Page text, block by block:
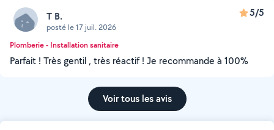
T B.
posté le 17 juil. 2026
5/5
Plomberie - Installation sanitaire
Parfait ! Très gentil , très réactif ! Je recommande à 100%
Voir tous les avis